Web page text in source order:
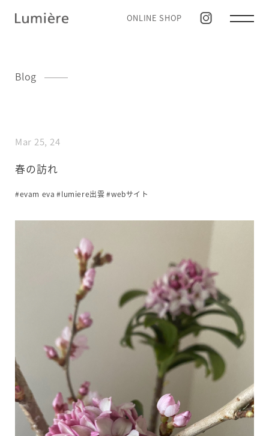
ONLINE SHOP
Blog
Mar 25, 24
春の訪れ
#evam eva #lumiere出雲#webサイト